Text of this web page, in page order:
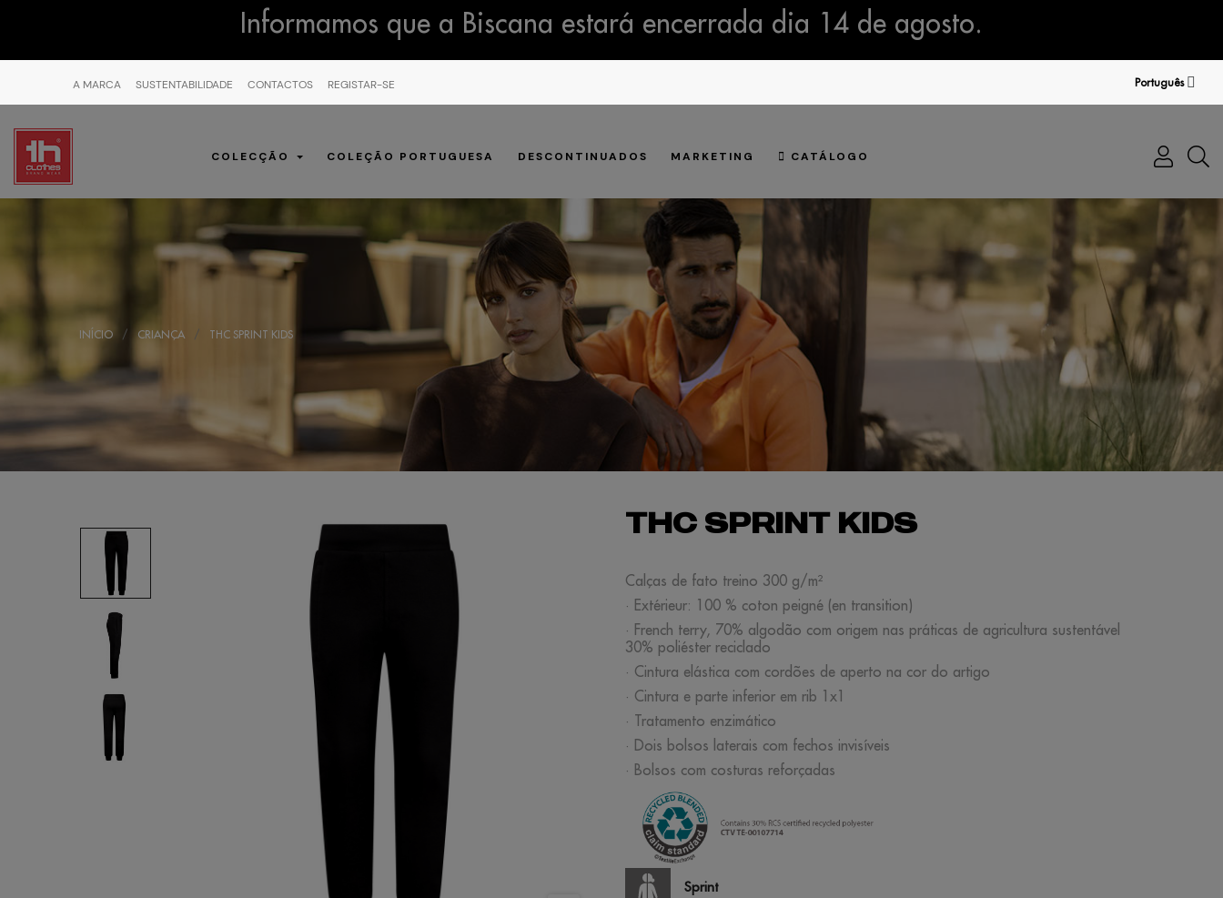
Informamos que a Biscana estará encerrada dia 14 de agosto.
A MARCA SUSTENTABILIDADE CONTACTOS REGISTAR-SE Português
COLECÇÃO COLEÇÃO PORTUGUESA DESCONTINUADOS MARKETING CATÁLOGO
INÍCIO CRIANÇA THC SPRINT KIDS
THC SPRINT KIDS
Calças de fato treino 300 g/m²
· Extérieur: 100 % coton peigné (en transition)
· French terry, 70% algodão com origem nas práticas de agricultura sustentável
30% poliéster reciclado
· Cintura elástica com cordões de aperto na cor do artigo
· Cintura e parte inferior em rib 1x1
· Tratamento enzimático
· Dois bolsos laterais com fechos invisíveis
· Bolsos com costuras reforçadas
Sprint